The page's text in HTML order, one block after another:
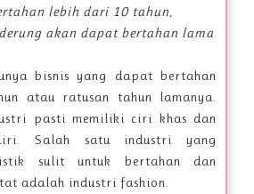
lebih dari 10 tahun,
akan dapat bertahan lama
bisnis yang dapat bertahan
atau ratusan tahun lamanya.
pasti memiliki ciri khas dan
Salah satu industri yang
sulit untuk bertahan dan
adalah industri fashion.